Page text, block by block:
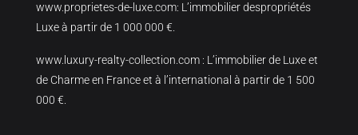
www.proprietes-de-luxe.com: L’immobilier despropriétés
Luxe à partir de 1 000 000 €.
www.luxury-realty-collection.com : L’immobilier de Luxe et
de Charme en France et à l’international à partir de 1 500
000 €.